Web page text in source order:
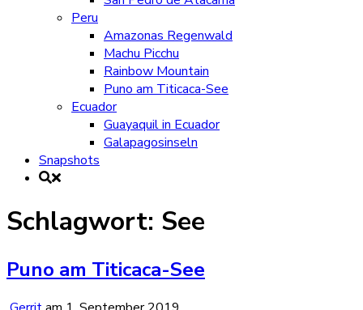
Peru
Amazonas Regenwald
Machu Picchu
Rainbow Mountain
Puno am Titicaca-See
Ecuador
Guayaquil in Ecuador
Galapagosinseln
Snapshots
Schlagwort: See
Puno am Titicaca-See